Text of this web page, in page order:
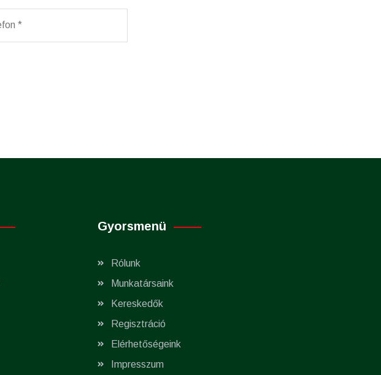
Gyorsmenü
Rólunk
Munkatársaink
Kereskedők
Regisztráció
Elérhetőségeink
Impresszum